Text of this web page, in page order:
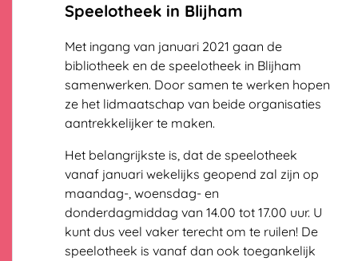
Speelotheek in Blijham
Met ingang van januari 2021 gaan de
bibliotheek en de speelotheek in Blijham
samenwerken. Door samen te werken hopen
ze het lidmaatschap van beide organisaties
aantrekkelijker te maken.
Het belangrijkste is, dat de speelotheek
vanaf januari wekelijks geopend zal zijn op
maandag-, woensdag- en
donderdagmiddag van 14.00 tot 17.00 uur. U
kunt dus veel vaker terecht om te ruilen! De
speelotheek is vanaf dan ook toegankelijk